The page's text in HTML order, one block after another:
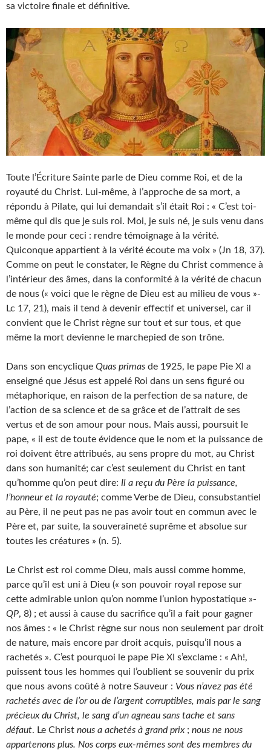
sa victoire finale et définitive.
Toute l’Écriture Sainte parle de Dieu comme Roi, et de la
royauté du Christ. Lui-même, à l’approche de sa mort, a
répondu à Pilate, qui lui demandait s’il était Roi : « C’est toi-
même qui dis que je suis roi. Moi, je suis né, je suis venu dans
le monde pour ceci : rendre témoignage à la vérité.
Quiconque appartient à la vérité écoute ma voix » (Jn 18, 37).
Comme on peut le constater, le Règne du Christ commence à
l’intérieur des âmes, dans la conformité à la vérité de chacun
de nous (« voici que le règne de Dieu est au milieu de vous »-
Lc 17, 21), mais il tend à devenir effectif et universel, car il
convient que le Christ règne sur tout et sur tous, et que
même la mort devienne le marchepied de son trône.
Dans son encyclique Quas primas de 1925, le pape Pie XI a
enseigné que Jésus est appelé Roi dans un sens figuré ou
métaphorique, en raison de la perfection de sa nature, de
l’action de sa science et de sa grâce et de l’attrait de ses
vertus et de son amour pour nous. Mais aussi, poursuit le
pape, « il est de toute évidence que le nom et la puissance de
roi doivent être attribués, au sens propre du mot, au Christ
dans son humanité; car c’est seulement du Christ en tant
qu’homme qu’on peut dire: Il a reçu du Père la puissance,
l’honneur et la royauté; comme Verbe de Dieu, consubstantiel
au Père, il ne peut pas ne pas avoir tout en commun avec le
Père et, par suite, la souveraineté suprême et absolue sur
toutes les créatures » (n. 5).
Le Christ est roi comme Dieu, mais aussi comme homme,
parce qu’il est uni à Dieu (« son pouvoir royal repose sur
cette admirable union qu’on nomme l’union hypostatique »-
QP, 8) ; et aussi à cause du sacrifice qu’il a fait pour gagner
nos âmes : « le Christ règne sur nous non seulement par droit
de nature, mais encore par droit acquis, puisqu’il nous a
rachetés ». C’est pourquoi le pape Pie XI s’exclame : « Ah!,
puissent tous les hommes qui l’oublient se souvenir du prix
que nous avons coûté à notre Sauveur : Vous n’avez pas été
rachetés avec de l’or ou de l’argent corruptibles, mais par le sang
précieux du Christ, le sang d’un agneau sans tache et sans
défaut. Le Christ nous a achetés à grand prix; nous ne nous
appartenons plus. Nos corps eux-mêmes sont des membres du